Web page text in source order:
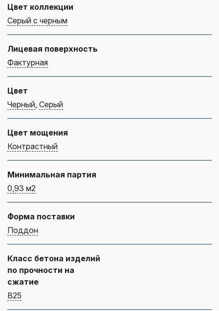
Цвет коллекции
Серый с черным
Лицевая поверхность
Фактурная
Цвет
Черный Серый
Цвет мощения
Контрастный
Минимальная партия
0,93 м2
Форма поставки
Поддон
Класс бетона изделий
по прочности на
сжатие
B25